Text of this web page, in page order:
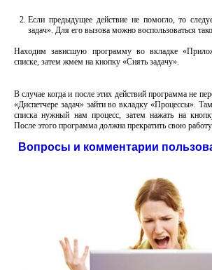
Если предыдущее действие не помогло, то
задач». Для его вызова можно воспользоваться
Находим зависшую программу во вкладке
списке, затем жмем на кнопку «Снять задачу».
В случае когда и после этих действий программа не
«Диспетчере задач» зайти во вкладку «Процессы».
списка нужный нам процесс, затем нажать на
После этого программа должна прекратить свою работу.
Вопросы и комментарии